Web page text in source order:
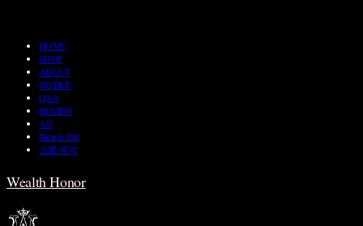
HOME
SHOP
ABOUT
NOTICE
Q&A
REVIEW
A/S
Wear & Pair
쇼룸 예약
Wealth Honor